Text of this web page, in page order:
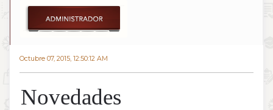
Octubre 07, 2015, 12:50:12 AM
Novedades